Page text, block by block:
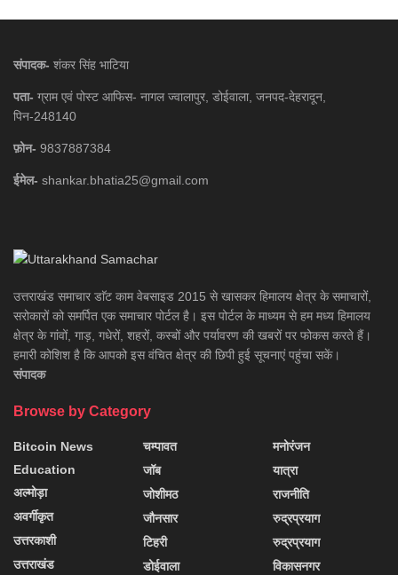
संपादक- शंकर सिंह भाटिया
पता- ग्राम एवं पोस्ट आफिस- नागल ज्वालापुर, डोईवाला, जनपद-देहरादून,
पिन-248140
फ़ोन- 9837887384
ईमेल- shankar.bhatia25@gmail.com
उत्तराखंड समाचार डाॅट काम वेबसाइड 2015 से खासकर हिमालय क्षेत्र के समाचारों,
सरोकारों को समर्पित एक समाचार पोर्टल है। इस पोर्टल के माध्यम से हम मध्य हिमालय
क्षेत्र के गांवों, गाड़, गधेरों, शहरों, कस्बों और पर्यावरण की खबरों पर फोकस करते हैं।
हमारी कोशिश है कि आपको इस वंचित क्षेत्र की छिपी हुई सूचनाएं पहुंचा सकें।
संपादक
Browse by Category
Bitcoin News
Education
अल्मोड़ा
अवर्गीकृत
उत्तरकाशी
उत्तराखंड
चम्पावत
जॉब
जोशीमठ
जौनसार
टिहरी
डोईवाला
मनोरंजन
यात्रा
राजनीति
रुद्रप्रयाग
रुद्रप्रयाग
विकासनगर